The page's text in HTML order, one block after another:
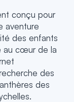
conçu pour
aventure
des enfants
au cœur de la
des
des